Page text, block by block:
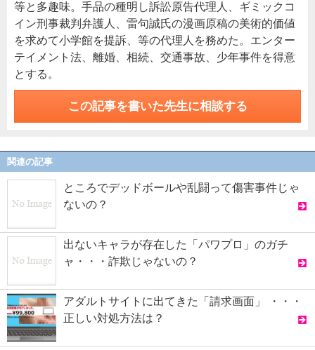
等と多趣味。手品の種明し訴訟原告代理人、ギミックコ
イン刑事裁判弁護人、雷句誠氏の漫画原稿の美術的価値
を求めて小学館を提訴、等の代理人を務めた。エンター
テイメント法、離婚、相続、交通事故、少年事件を得意
とする。
この記事を書いた先生に相談する
関連の記事
ところでデッドボールや乱闘って傷害事件じゃ
ないの？
出ないキャラが存在した「パワプロ」のガチ
ャ・・・詐欺じゃないの？
アダルトサイトに出てきた「請求画面」 ・・・
正しい対処方法は？